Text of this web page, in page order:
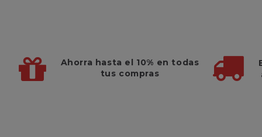
Ahorra hasta el 10% en todas
tus compras